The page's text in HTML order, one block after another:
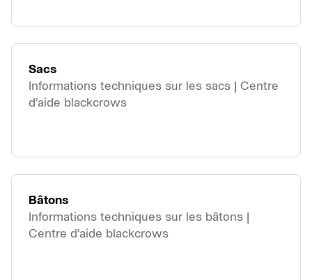
Sacs
Informations techniques sur les sacs | Centre
d’aide blackcrows
Bâtons
Informations techniques sur les bâtons |
Centre d’aide blackcrows